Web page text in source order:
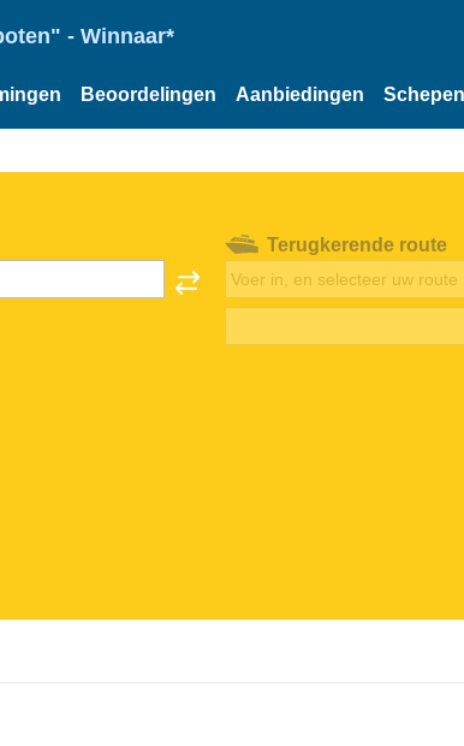
- Winnaar*
Beoordelingen Aanbiedingen Schepen
Terugkerende route